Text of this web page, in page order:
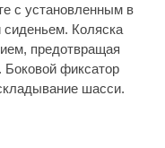
с установленным в
Коляска
предотвращая
Боковой фиксатор
шасси.